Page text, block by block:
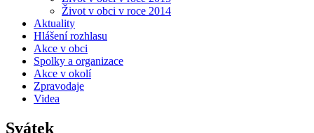
Život v obci v roce 2014
Aktuality
Hlášení rozhlasu
Akce v obci
Spolky a organizace
Akce v okolí
Zpravodaje
Videa
Svátek